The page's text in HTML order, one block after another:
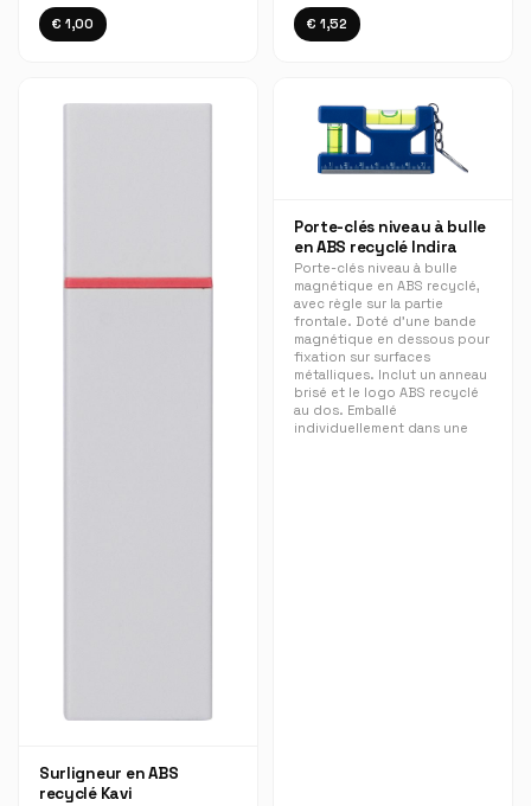
€ 1,00 € 1,52
Surligneur en ABS
recyclé Kavi
Porte-clés niveau à bulle
en ABS recyclé Indira
Porte-clés niveau à bulle
magnétique en ABS recyclé,
avec règle sur la partie
frontale. Doté d’une bande
magnétique en dessous pour
fixation sur surfaces
métalliques. Inclut un anneau
brisé et le logo ABS recyclé
au dos. Emballé
individuellement dans une